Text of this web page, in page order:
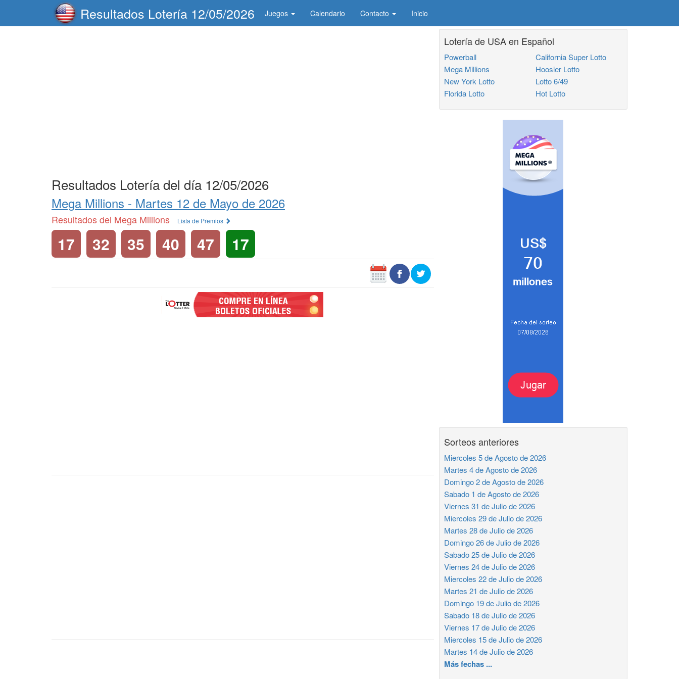
Resultados Lotería 12/05/2026 Juegos Calendario Contacto Inicio
Resultados Lotería del día 12/05/2026
Mega Millions - Martes 12 de Mayo de 2026
Resultados del Mega Millions Lista de Premios
17 32 35 40 47 17
Lotería de USA en Español
Powerball
Mega Millions
New York Lotto
Florida Lotto
California Super Lotto
Hoosier Lotto
Lotto 6/49
Hot Lotto
Sorteos anteriores
Miercoles 5 de Agosto de 2026
Martes 4 de Agosto de 2026
Domingo 2 de Agosto de 2026
Sabado 1 de Agosto de 2026
Viernes 31 de Julio de 2026
Miercoles 29 de Julio de 2026
Martes 28 de Julio de 2026
Domingo 26 de Julio de 2026
Sabado 25 de Julio de 2026
Viernes 24 de Julio de 2026
Miercoles 22 de Julio de 2026
Martes 21 de Julio de 2026
Domingo 19 de Julio de 2026
Sabado 18 de Julio de 2026
Viernes 17 de Julio de 2026
Miercoles 15 de Julio de 2026
Martes 14 de Julio de 2026
Más fechas ...